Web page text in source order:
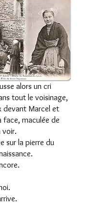
alors un cri
tout le voisinage,
devant Marcel et
face, maculée de
voir.
sur la pierre du